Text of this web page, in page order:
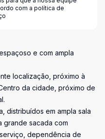
com a política de
e com ampla
localização, próximo à
da cidade, próximo de
distribuídos em ampla sala
grande sacada com
dependência de